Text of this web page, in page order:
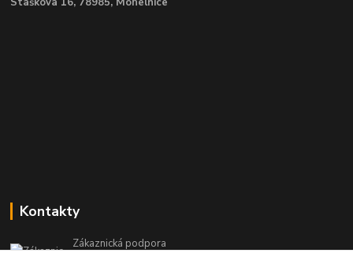
Kontakty
Zákaznická podpora